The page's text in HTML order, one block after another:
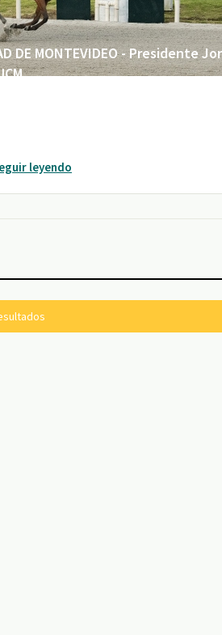
DE MONTEVIDEO - Presidente
leyendo